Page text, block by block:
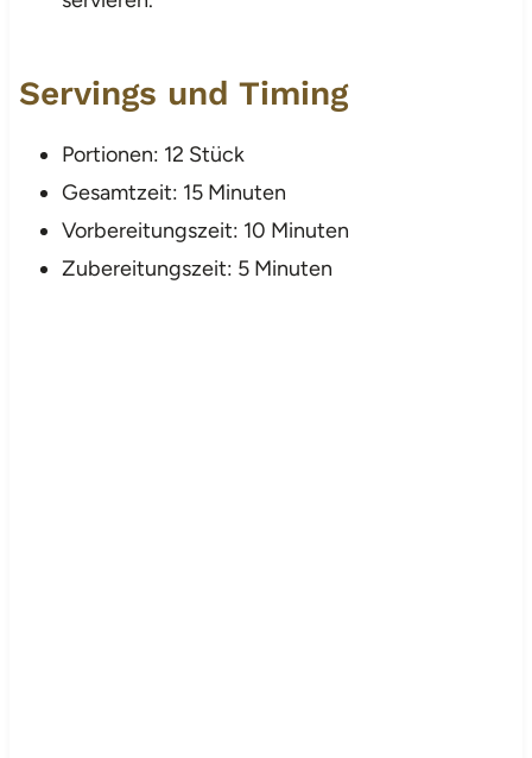
Servings und Timing
Portionen: 12 Stück
Gesamtzeit: 15 Minuten
Vorbereitungszeit: 10 Minuten
Zubereitungszeit: 5 Minuten